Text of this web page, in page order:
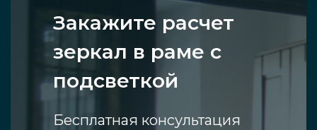
Закажите расчет
зеркал в раме с
подсветкой
Бесплатная консультация